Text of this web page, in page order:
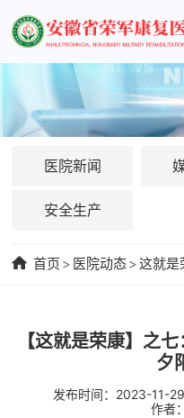
医院新闻
安全生产
首页 > 医院动态>这就是
【这就是荣康】之
夕
发布时间：2023-11-
作者